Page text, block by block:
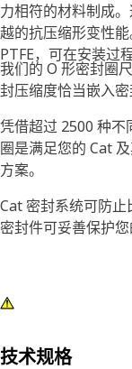
力相符的材料制成
越的抗压缩形变性
PTFE，可在安装过
我们的 O 形密封圈
封压缩度恰当嵌入密
凭借超过 2500 种不
圈是满足您的 Cat
方案。
Cat 密封系统可防
密封件可妥善保护您
技术规格